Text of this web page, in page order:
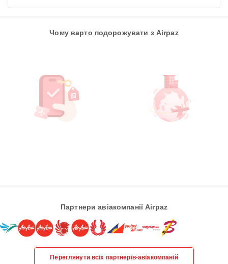
Чому варто подорожувати з Airpaz
Партнери авіакомпанії Airpaz
Переглянути всіх партнерів-авіакомпаній